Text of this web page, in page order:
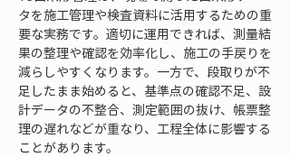
タを施工管理や検査資料に活用するための重
要な実務です。適切に運用できれば、測量結
果の整理や確認を効率化し、施工の手戻りを
減らしやすくなります。一方で、段取りが不
足したまま始めると、基準点の確認不足、設
計データの不整合、測定範囲の抜け、帳票整
理の遅れなどが重なり、工程全体に影響する
ことがあります。